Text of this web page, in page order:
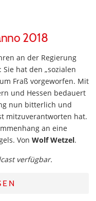
2018
an der Regierung
hat den „sozialen
Fraß vorgeworfen. Mit
und Hessen bedauert
nun bitterlich und
mitzuverantworten hat.
an eine
Von Wolf Wetzel.
verfügbar.